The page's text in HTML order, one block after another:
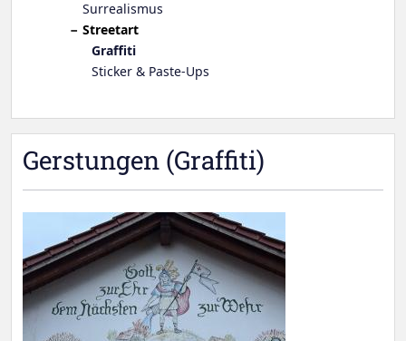
Gerstungen (Graffiti)
Surrealismus
Streetart
Graffiti
Sticker & Paste-Ups